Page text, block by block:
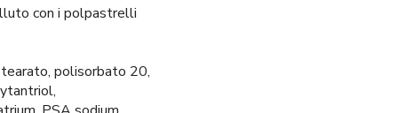
con i polpastrelli
polisorbato 20,